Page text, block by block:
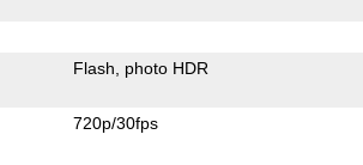
Flash photo HDR
720p/30fps